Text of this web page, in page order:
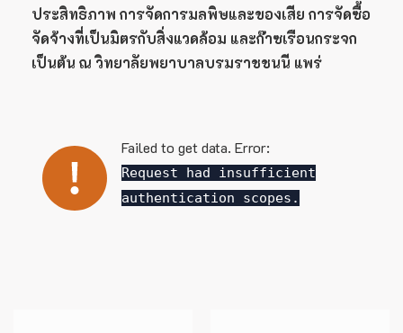
ประสิทธิภาพ การจัดการมลพิษและของเสีย การจัดซื้อ
จัดจ้างที่เป็นมิตรกับสิ่งแวดล้อม และก๊าซเรือนกระจก
เป็นต้น ณ วิทยาลัยพยาบาลบรมราชชนนี แพร่
Failed to get data. Error:
Request had insufficient
authentication scopes.